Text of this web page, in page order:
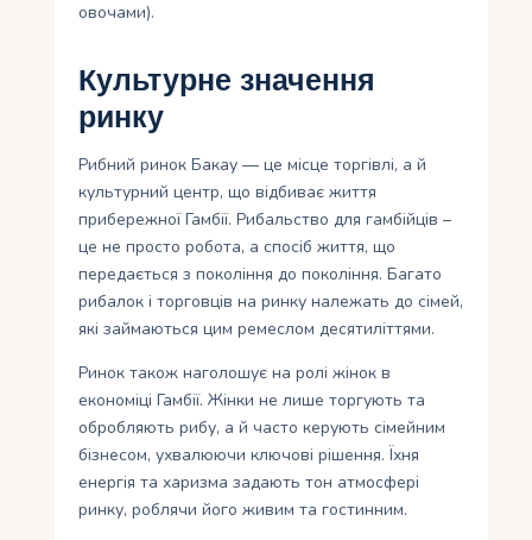
овочами).
Культурне значення
ринку
Рибний ринок Бакау — це місце торгівлі, а й
культурний центр, що відбиває життя
прибережної Гамбії. Рибальство для гамбійців –
це не просто робота, а спосіб життя, що
передається з покоління до покоління. Багато
рибалок і торговців на ринку належать до сімей,
які займаються цим ремеслом десятиліттями.
Ринок також наголошує на ролі жінок в
економіці Гамбії. Жінки не лише торгують та
обробляють рибу, а й часто керують сімейним
бізнесом, ухвалюючи ключові рішення. Їхня
енергія та харизма задають тон атмосфері
ринку, роблячи його живим та гостинним.